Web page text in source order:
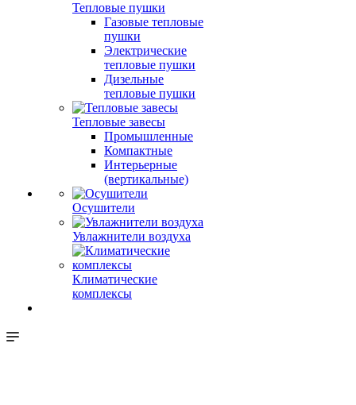
Тепловые пушки
Газовые тепловые
пушки
Электрические
тепловые пушки
Дизельные
тепловые пушки
Тепловые завесы
Промышленные
Компактные
Интерьерные
(вертикальные)
Осушители
Увлажнители воздуха
Климатические
комплексы